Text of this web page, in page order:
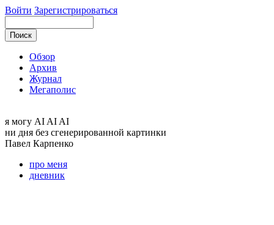
Войти Зарегистрироваться
Обзор
Архив
Журнал
Мегаполис
я могу AI AI AI
ни дня без сгенерированной картинки
Павел Карпенко
про меня
дневник